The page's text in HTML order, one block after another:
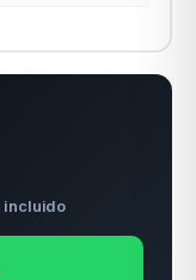
incluido